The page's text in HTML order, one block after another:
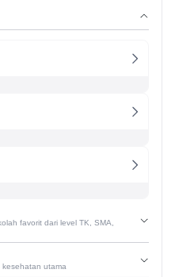
favorit dari level TK, SMA,
kesehatan utama